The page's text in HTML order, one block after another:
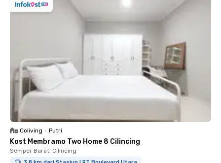
Coliving • Putri
Kost Membramo Two Home 8 Cilincing
Semper Barat, Cilincing